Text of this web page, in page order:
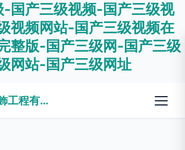
-国产三级视频-国产三级视
视频网站-国产三级视频在
整版-国产三级网-国产三级
网站-国产三级网址
鐘祥市景鴻裝飾工程有限公司